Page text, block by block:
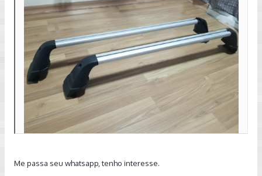
Me passa seu whatsapp, tenho interesse.